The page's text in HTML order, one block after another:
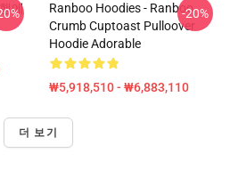
에
Ranboo Hoodies - Ranboo
Crumb Cuptoast Pulloover
Hoodie Adorable
₩5,918,510 - ₩6,883,110
-20%
더 보기